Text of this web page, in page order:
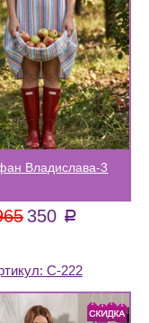
Владислава-3
350 a
С-222